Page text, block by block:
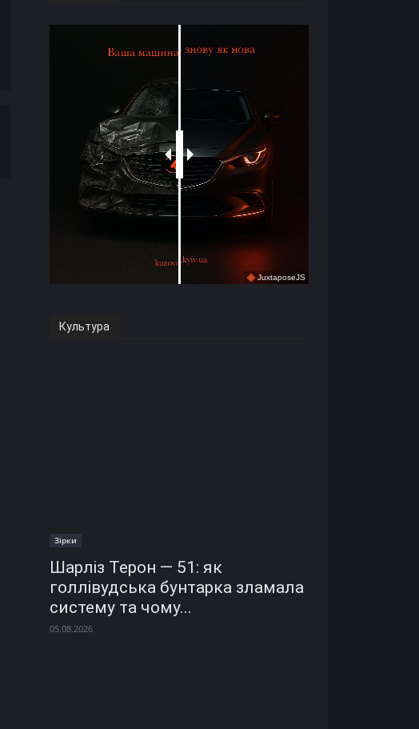
Культура
Зірки
Шарліз Терон — 51: як
голлівудська бунтарка зламала
систему та чому...
05.08.2026